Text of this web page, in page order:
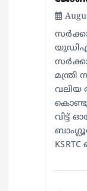
വലിയ
വിട്ട്